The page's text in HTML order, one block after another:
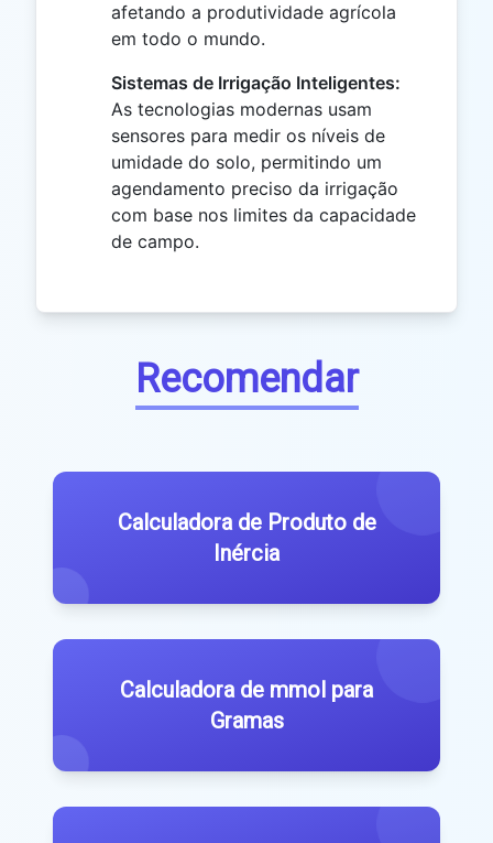
afetando a produtividade agrícola
em todo o mundo.
Sistemas de Irrigação Inteligentes:
As tecnologias modernas usam
sensores para medir os níveis de
umidade do solo, permitindo um
agendamento preciso da irrigação
com base nos limites da capacidade
de campo.
Recomendar
Calculadora de Produto de
Inércia
Calculadora de mmol para
Gramas